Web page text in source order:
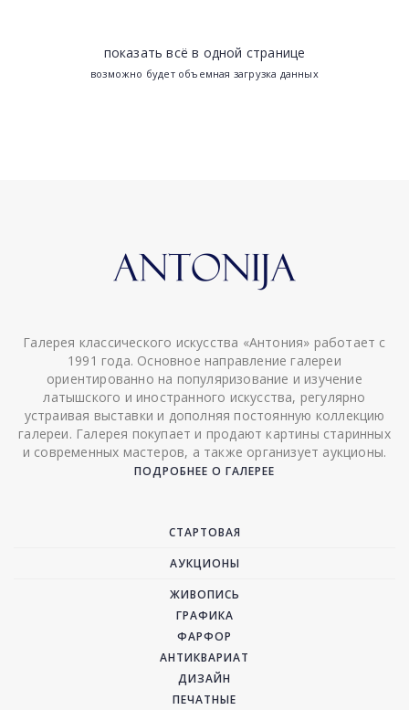
показать всё в одной странице
возможно будет объемная загрузка данных
Галерея классического искусства «Антония» работает с
1991 года. Основное направление галереи
ориентированно на популяризование и изучение
латышского и иностранного искусства, регулярно
устраивая выставки и дополняя постоянную коллекцию
галереи. Галерея покупает и продают картины старинных
и современных мастеров, а также организует аукционы.
ПОДРОБНЕЕ О ГАЛЕРЕЕ
СТАРТОВАЯ
АУКЦИОНЫ
ЖИВОПИСЬ
ГРАФИКА
ФАРФОР
АНТИКВАРИАТ
ДИЗАЙН
ПЕЧАТНЫЕ